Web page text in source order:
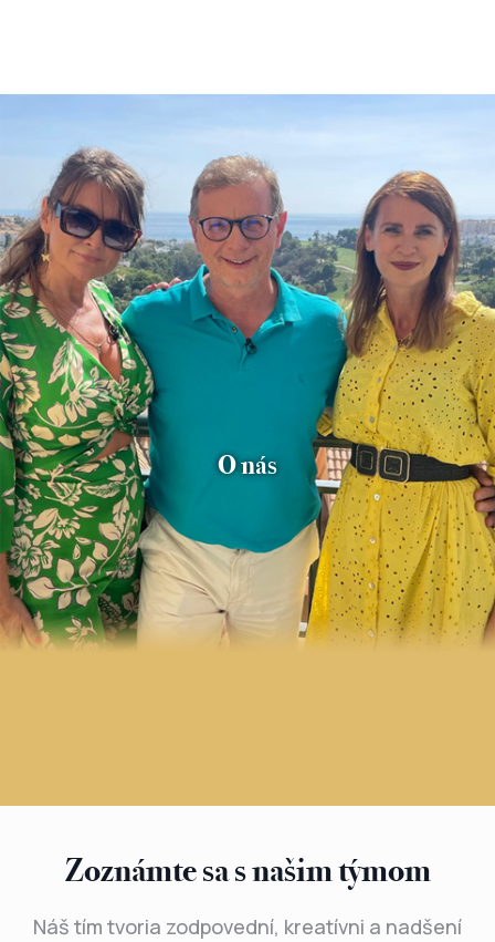
O nás
Zoznámte sa s našim týmom
Náš tím tvoria zodpovední, kreatívni a nadšení